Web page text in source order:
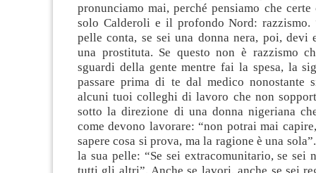
pronunciamo mai, perché pensiamo che
solo Calderoli e il profondo Nord:
pelle conta, se sei una donna nera, poi, devi
una prostituta. Se questo non è razzismo
sguardi della gente mentre fai la spesa, la
passare prima di te dal medico nonostante
alcuni tuoi colleghi di lavoro che non
sotto la direzione di una donna nigeriana
come devono lavorare: “non potrai mai
sapere cosa si prova, ma la ragione è una
la sua pelle: “Se sei extracomunitario, se sei